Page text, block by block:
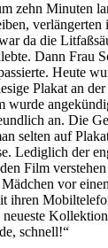
zehn Minuten
verlängerten
da die
Dann Frau
Heute
Plakat an
an. Die
selten auf
Lediglich der
Film
vor
ihren
schnell!“